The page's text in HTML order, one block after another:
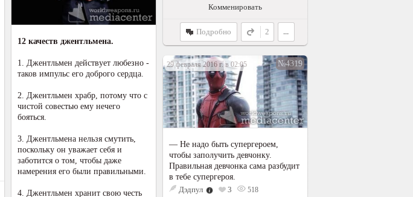
Комменировать
Подробно 2 ...
12 качеств джентльмена.
1. Джентльмен действует любезно -
таков импульс его доброго сердца.
2. Джентльмен храбр, потому что с
чистой совестью ему нечего
бояться.
3. Джентльмена нельзя смутить,
поскольку он уважает себя и
заботится о том, чтобы даже
намерения его были правильными.
4. Джентльмен хранит свою честь
29 февраля 2016 г. в 02:05 №4319
— Не надо быть супергероем,
чтобы заполучить девчонку.
Правильная девчонка сама разбудит
в тебе супергероя.
Дэдпул
3 518